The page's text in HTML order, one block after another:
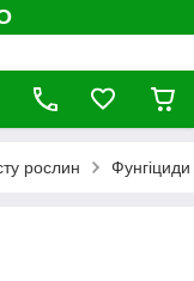
рослин Фунгіциди